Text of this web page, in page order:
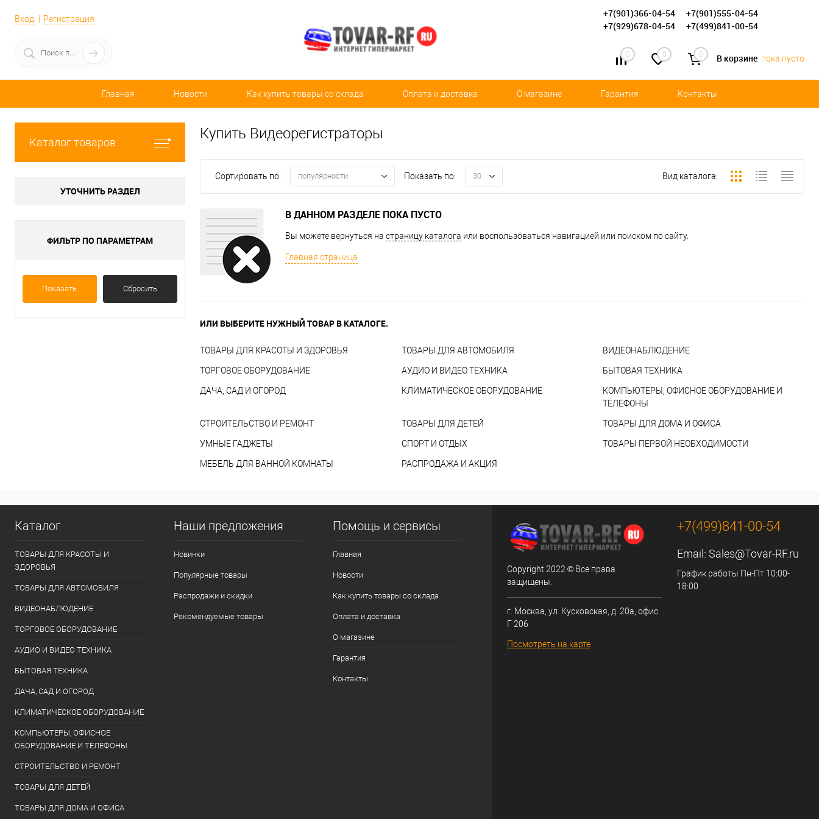
Вход Регистрация +7(901)366-04-54
+7(901)555-04-54
+7(929)678-04-54
+7(499)841-00-54
0 0 0 В корзине пока пусто
Главная Новости Как купить товары со склада Оплата и доставка О магазине Гарантия Контакты
Каталог товаров
УТОЧНИТЬ РАЗДЕЛ
ФИЛЬТР ПО ПАРАМЕТРАМ
Показать Сбросить
Купить Видеорегистраторы
Сортировать по: популярности Показать по: 30 Вид каталога:
В ДАННОМ РАЗДЕЛЕ ПОКА ПУСТО
Вы можете вернуться на страницу каталога или воспользоваться навигацией или поиском по сайту.
Главная страница
ИЛИ ВЫБЕРИТЕ НУЖНЫЙ ТОВАР В КАТАЛОГЕ.
ТОВАРЫ ДЛЯ КРАСОТЫ И ЗДОРОВЬЯ ТОВАРЫ ДЛЯ АВТОМОБИЛЯ ВИДЕОНАБЛЮДЕНИЕ
ТОРГОВОЕ ОБОРУДОВАНИЕ АУДИО И ВИДЕО ТЕХНИКА БЫТОВАЯ ТЕХНИКА
ДАЧА, САД И ОГОРОД КЛИМАТИЧЕСКОЕ ОБОРУДОВАНИЕ
КОМПЬЮТЕРЫ, ОФИСНОЕ ОБОРУДОВАНИЕ И
ТЕЛЕФОНЫ
СТРОИТЕЛЬСТВО И РЕМОНТ ТОВАРЫ ДЛЯ ДЕТЕЙ ТОВАРЫ ДЛЯ ДОМА И ОФИСА
УМНЫЕ ГАДЖЕТЫ СПОРТ И ОТДЫХ ТОВАРЫ ПЕРВОЙ НЕОБХОДИМОСТИ
МЕБЕЛЬ ДЛЯ ВАННОЙ КОМНАТЫ РАСПРОДАЖА И АКЦИЯ
Каталог
ТОВАРЫ ДЛЯ КРАСОТЫ И
ЗДОРОВЬЯ
ТОВАРЫ ДЛЯ АВТОМОБИЛЯ
ВИДЕОНАБЛЮДЕНИЕ
ТОРГОВОЕ ОБОРУДОВАНИЕ
АУДИО И ВИДЕО ТЕХНИКА
БЫТОВАЯ ТЕХНИКА
ДАЧА, САД И ОГОРОД
КЛИМАТИЧЕСКОЕ ОБОРУДОВАНИЕ
КОМПЬЮТЕРЫ, ОФИСНОЕ
ОБОРУДОВАНИЕ И ТЕЛЕФОНЫ
СТРОИТЕЛЬСТВО И РЕМОНТ
ТОВАРЫ ДЛЯ ДЕТЕЙ
ТОВАРЫ ДЛЯ ДОМА И ОФИСА
Наши предложения
Новинки
Популярные товары
Распродажи и скидки
Рекомендуемые товары
Помощь и сервисы
Главная
Новости
Как купить товары со склада
Оплата и доставка
О магазине
Гарантия
Контакты
Copyright 2022 © Все права
защищены.
г. Москва, ул. Кусковская, д. 20а, офис
Г 206
Посмотреть на карте
+7(499)841-00-54
Email: Sales@Tovar-RF.ru
График работы Пн-Пт 10:00-
18:00